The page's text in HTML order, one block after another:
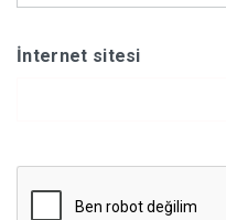
İnternet sitesi